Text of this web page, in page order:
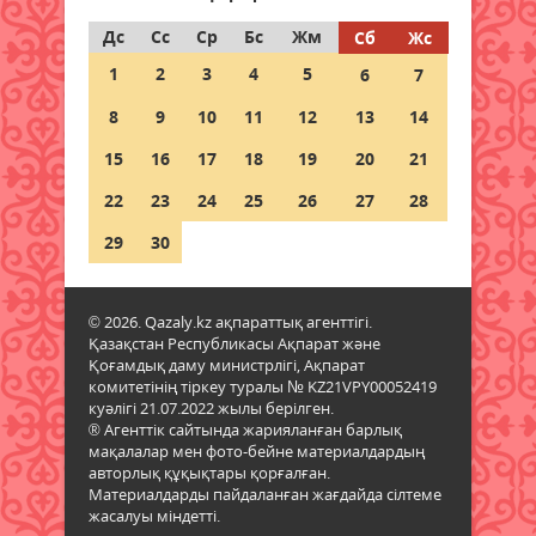
көшуге ең қолайлы ел атанды
06 тамыз 2026 ж.
Алтынның құны қайта өсті:
шарықтауына не әсер етуде
05 тамыз 2026 ж.
Тапшы өңірлерге үздік
05 тамыз 2026 ж. 102
Мемлекеттік қызметтер үшін
ұялы телефонды цифрлық
Үкіметке қосу ережесі
жаңартылды
05 тамыз 2026 ж. 97
Дс
Сс Ср Бс Жм Сб
Жс
1
2 3 4 5 6
7
8
9 10 11 12 13
14
15
16 17 18 19 20
21
22
23 24 25 26 27
28
29
30
© 2026. Qazaly.kz ақпараттық агенттігі.
Қазақстан Республикасы Ақпарат және
Қоғамдық даму министрлігі, Ақпарат
комитетінің тіркеу туралы № KZ21VPY00052419
куәлігі 21.07.2022 жылы берілген.
® Агенттік сайтында жарияланған барлық
мақалалар мен фото-бейне материалдардың
авторлық құқықтары қорғалған.
Материалдарды пайдаланған жағдайда сілтеме
жасалуы міндетті.